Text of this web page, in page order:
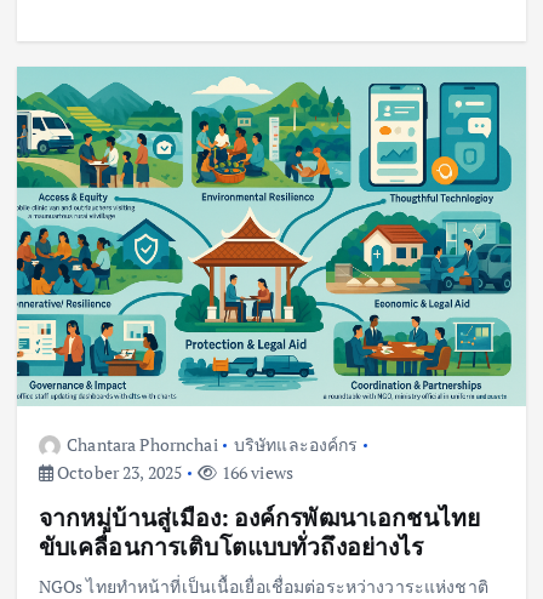
Chantara Phornchai
บริษัทและองค์กร
October 23, 2025
166 views
จากหมู่บ้านสู่เมือง: องค์กรพัฒนาเอกชนไทย
ขับเคลื่อนการเติบโตแบบทั่วถึงอย่างไร
NGOs ไทยทำหน้าที่เป็นเนื้อเยื่อเชื่อมต่อระหว่างวาระแห่งชาติ